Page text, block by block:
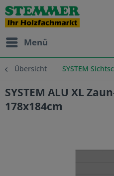
Menü
Übersicht SYSTEM
SYSTEM ALU XL
178x184cm